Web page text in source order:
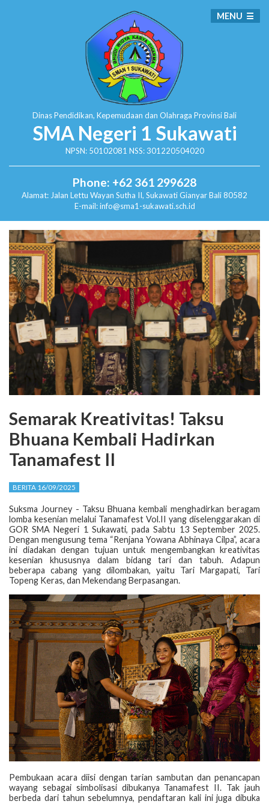
Dinas Pendidikan, Kepemudaan dan Olahraga Provinsi Bali
SMA Negeri 1 Sukawati
NPSN: 50102081 NSS: 301220504020
Phone: +62 361 299628
Alamat: Jalan Lettu Wayan Sutha II, SukawatiGianyar Bali 80582
E-mail: info@sma1-sukawati.sch.id
MENU
Semarak Kreativitas! Taksu
Bhuana Kembali Hadirkan
Tanamafest II
BERITA 16/09/2025
Suksma Journey - Taksu Bhuana kembali menghadirkan beragam
lomba kesenian melalui Tanamafest Vol.II yang diselenggarakan di
GOR SMA Negeri 1 Sukawati, pada Sabtu 13 September 2025.
Dengan mengusung tema “Renjana Yowana Abhinaya Cilpa”, acara
ini diadakan dengan tujuan untuk mengembangkan kreativitas
kesenian khususnya dalam bidang tari dan tabuh. Adapun
beberapa cabang yang dilombakan, yaitu Tari Margapati, Tari
Topeng Keras, dan Mekendang Berpasangan.
Pembukaan acara diisi dengan tarian sambutan dan penancapan
wayang sebagai simbolisasi dibukanya Tanamafest II. Tak jauh
berbeda dari tahun sebelumnya, pendaftaran kali ini juga dibuka